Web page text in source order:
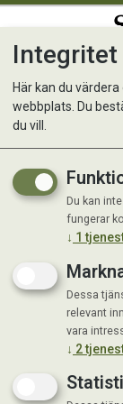
Träolja
Integritet
Här kan du
webbplats. Du
du vill.
Du kan
fungerar
↓ 1
Dessa
relevant
vara
↓ 2